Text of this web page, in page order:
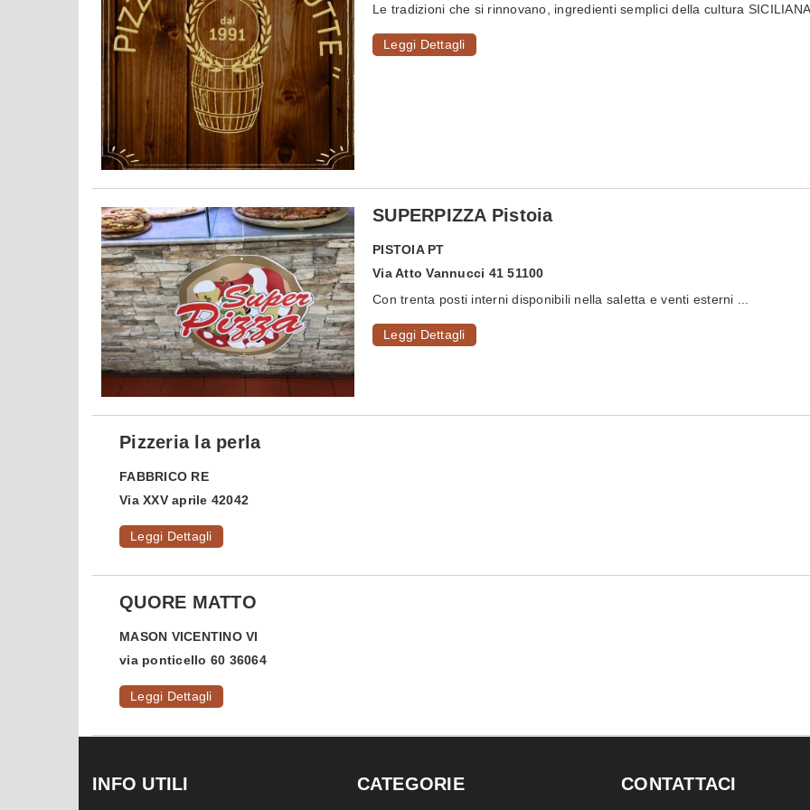
Le tradizioni che si rinnovano, ingredienti semplici della cultura
Leggi Dettagli
SUPERPIZZA Pistoia
PISTOIA PT
Via Atto Vannucci 41 51100
Con trenta posti interni disponibili nella saletta e venti esterni ...
Leggi Dettagli
Pizzeria la perla
FABBRICO RE
Via XXV aprile 42042
Leggi Dettagli
QUORE MATTO
MASON VICENTINO VI
via ponticello 60 36064
Leggi Dettagli
INFO UTILI CATEGORIE CONTATTACI